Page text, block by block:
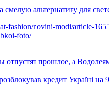
альтернативу для
fashion/novini-modi/article-
foto/
прошлое, а
кредит Україні на